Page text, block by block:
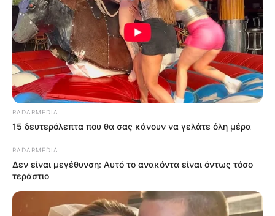
EMAIL ΑΚΟΛΟΥΘΉΣΤΕ
RADARMEDIA
15 δευτερόλεπτα που θα σας κάνουν να γελάτε όλη μέρα
RADARMEDIA
Δεν είναι μεγέθυνση: Αυτό το ανακόντα είναι όντως τόσο
τεράστιο